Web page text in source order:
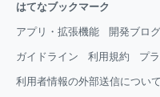
はてなブックマーク
アプリ・拡張機能 開発ブログ
ガイドライン 利用規約 プ
利用者情報の外部送信について